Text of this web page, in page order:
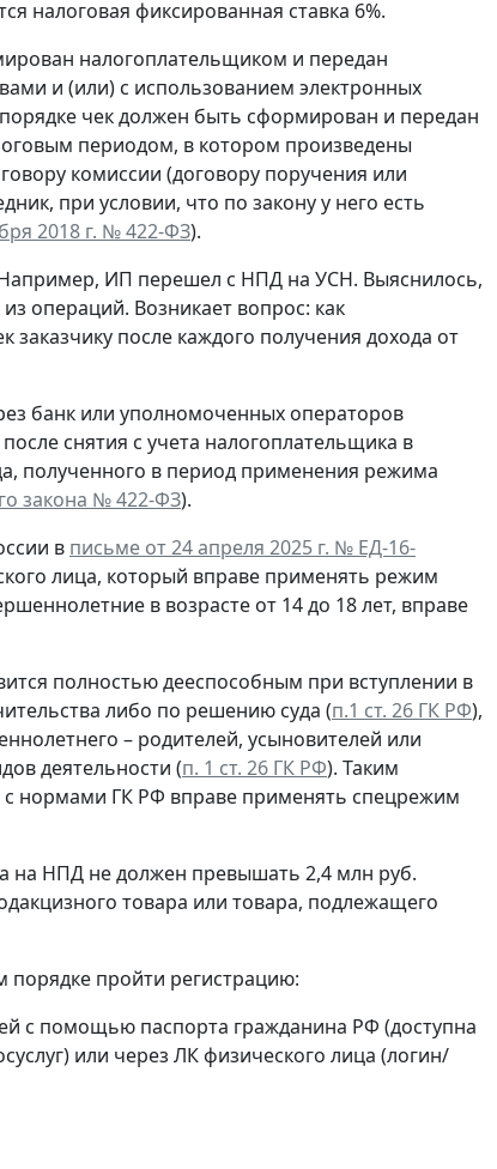
налоговая фиксированная ставка 6%.
налогоплательщиком и передан
и (или) с использованием электронных
чек должен быть сформирован и передан
периодом, в котором произведены
комиссии (договору поручения или
при условии, что по закону у него есть
2018 г. № 422-ФЗ).
ИП перешел с НПД на УСН. Выяснилось,
операций. Возникает вопрос: как
после каждого получения дохода от
банк или уполномоченных операторов
снятия с учета налогоплательщика в
полученного в период применения режима
закона № 422-ФЗ).
в письме от 24 апреля 2025 г. № ЕД-16-
лица, который вправе применять режим
в возрасте от 14 до 18 лет, вправе
полностью дееспособным при вступлении в
либо по решению суда (п.1 ст. 26 ГК РФ),
– родителей, усыновителей или
деятельности (п. 1 ст. 26 ГК РФ). Таким
с нормами ГК РФ вправе применять спецрежим
на НПД не должен превышать 2,4 млн руб.
товара или товара, подлежащего
пройти регистрацию:
с помощью паспорта гражданина РФ (доступна
или через ЛК физического лица (логин/